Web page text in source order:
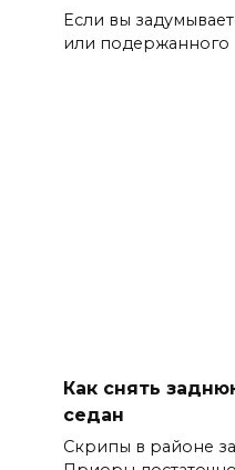
Если вы
или подержанного
Как снять
седан
Скрипы в районе